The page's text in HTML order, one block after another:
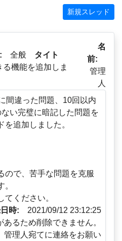
新規スレッド
: 全般タイト
機能を追加しま
名
前:
管理
人
間違った問題、10回以内
い完璧に暗記した問題を
追加しました。
ので、苦手な問題を克服
てください。
日時: 2021/09/12 23:12:25
あるため削除できません。
管理人宛てに連絡をお願い